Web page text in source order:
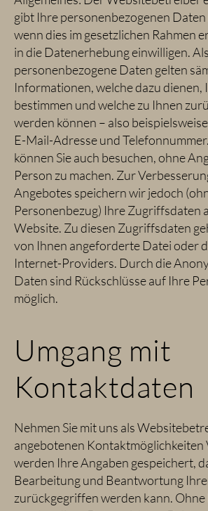
gibt Ihre personenbezogenen
wenn dies im gesetzlichen Rahmen
in die Datenerhebung einwilligen. Als
personenbezogene Daten gelten
Informationen, welche dazu dienen,
bestimmen und welche zu Ihnen
werden können – also
E-Mail-Adresse und
können Sie auch besuchen, ohne
Person zu machen. Zur
Angebotes speichern wir jedoch
Personenbezug) Ihre Zugriffsdaten
Website. Zu diesen Zugriffsdaten
von Ihnen angeforderte Datei oder
Internet-Providers. Durch die
Daten sind Rückschlüsse auf Ihre
möglich.
Umgang mit
Kontaktdaten
Nehmen Sie mit uns als
angebotenen Kontaktmöglichkeiten
werden Ihre Angaben gespeichert,
Bearbeitung und Beantwortung
zurückgegriffen werden kann.